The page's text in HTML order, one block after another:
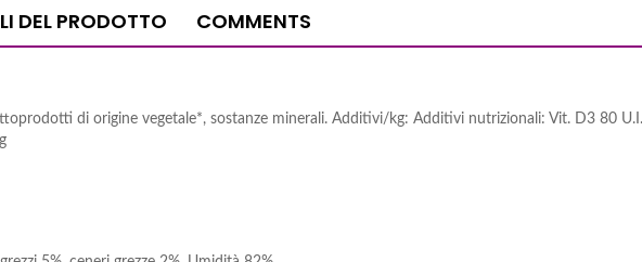
DEL PRODOTTO COMMENTS
di origine vegetale*, sostanze minerali. Additivi/kg: Additivi nutrizionali: Vit. D3 80